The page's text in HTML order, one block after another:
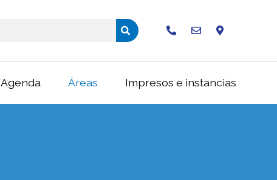
Agenda Áreas Impresos e instancias